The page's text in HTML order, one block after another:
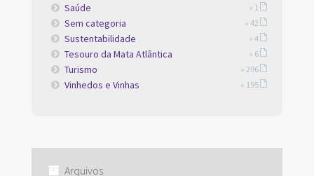
Saúde » 1
Sem categoria » 42
Sustentabilidade » 4
Tesouro da Mata Atlântica » 6
Turismo » 296
Vinhedos e Vinhas » 195
Arquivos